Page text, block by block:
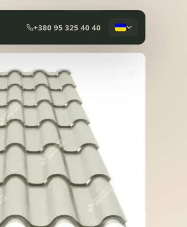
+380 95 325 40 40
КОМПОЗИТНА ЧЕРЕПИЦЯ
МЕМБРАННА ПОКРІВЛЯ